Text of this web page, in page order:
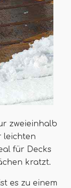
zweieinhalb
leichten
für Decks
kratzt.
es zu einem